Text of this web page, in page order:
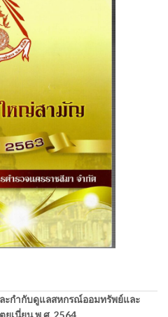
ะกำกับดูแลสหกรณ์ออมทรัพย์และ